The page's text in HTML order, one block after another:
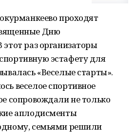
проходят
Дню
раз организаторы
эстафету для
«Веселые старты».
веселое спортивное
сопровождали не только
аплодисменты
семьями решили